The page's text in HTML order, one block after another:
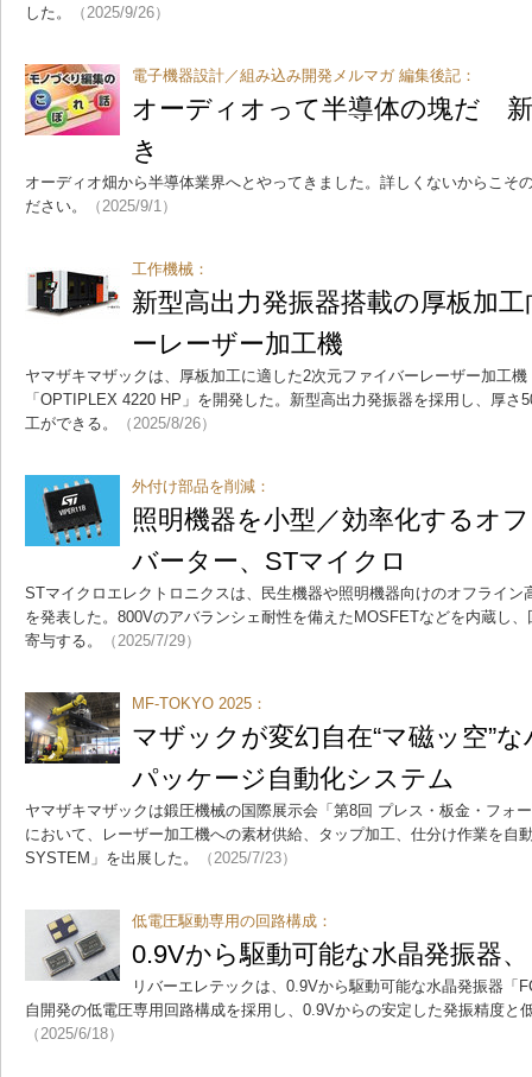
した。
（2025/9/26）
電子機器設計／組み込み開発メルマガ 編集後記：
オーディオって半導体の塊だ
き
オーディオ畑から半導体業界へとやってきました。詳しくないからこそ
ださい。
（2025/9/1）
工作機械：
新型高出力発振器搭載の厚板加
ーレーザー加工機
ヤマザキマザックは、厚板加工に適した2次元ファイバーレーザー加工
「OPTIPLEX 4220 HP」を開発した。新型高出力発振器を採用し、厚さ
工ができる。
（2025/8/26）
外付け部品を削減：
照明機器を小型／効率化するオ
バーター、STマイクロ
STマイクロエレクトロニクスは、民生機器や照明機器向けのオフライン
を発表した。800Vのアバランシェ耐性を備えたMOSFETなどを内蔵し
寄与する。
（2025/7/29）
MF-TOKYO 2025：
マザックが変幻自在“マ磁ッ空”
パッケージ自動化システム
ヤマザキマザックは鍛圧機械の国際展示会「第8回 プレス・板金・フォ
において、レーザー加工機への素材供給、タップ加工、仕分け作業を自
SYSTEM」を出展した。
（2025/7/23）
低電圧駆動専用の回路構成：
0.9Vから駆動可能な水晶発振器
リバーエレテックは、0.9Vから駆動可能な水晶発振器「
自開発の低電圧専用回路構成を採用し、0.9Vからの安定した発振精度と
（2025/6/18）